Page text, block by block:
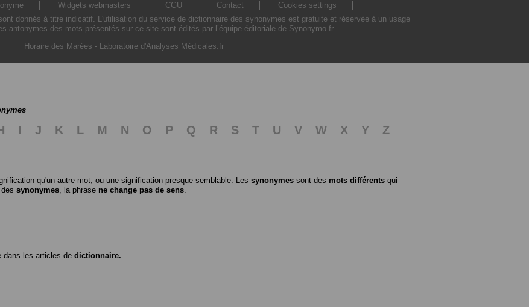
Widgets webmasters CGU Contact
Cookies settings
donnés à titre indicatif. L'utilisation du service de dictionnaire des synonymes est gratuite et réservée à un usage
antonymes des mots présentés sur ce site sont édités par l’équipe éditoriale de Synonymo.fr
Horaire des Marées - Laboratoire d'Analyses Médicales.fr
I J K L M N O P Q R S T U V W X Y
Z
qu'un autre mot, ou une signification presque semblable. Les synonymes sont des mots différents qui
des synonymes , la phrase ne change pas de sens
dans les articles de dictionnaire.